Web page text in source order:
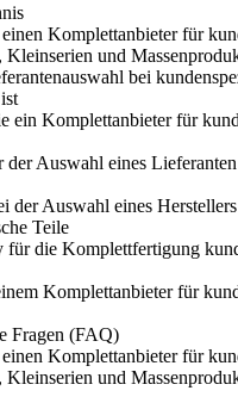
Komplettanbieter für
Kleinserien und
bei
ein Komplettanbieter für
der Auswahl eines
der Auswahl eines
Teile
für die Komplettfertigung
Komplettanbieter für
Fragen (FAQ)
Komplettanbieter für
Kleinserien und